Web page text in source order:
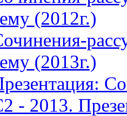
(2012г.)
(2013г.)
- 2013.